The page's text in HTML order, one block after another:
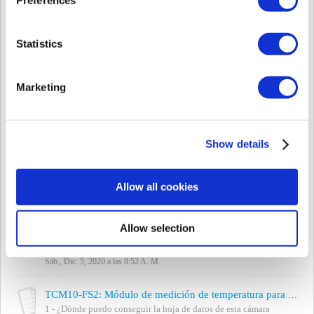
Statistics
Marketing
Show details
Allow all cookies
Allow selection
[ENCR-10] Lista de dispositivos admitidos por el gabinete Suprema ENCR-10
ENCR-10 es un gabinete para el controlador Suprema CoreStation
Lun., Ene. 25, 2021 a las 1:12 A. M.
[BioStar 1] Firmware de Dispositivos 2da Generación compatible con BioStar 1.93
BioStar 1.93 debido a los cambios realizados en el firmware. El
[BioStar 2] Como usar a câmera térmica suprema - FaceStation 2 com detecção de temperatura
Câmera térmica suprema que pode ser usada em combinação com
o FaceStation 2 para detectar usuários com temperatura elevada da
pele. Espera-se que melhore ...
Sáb., Dic. 5, 2020 a las 8:52 A. M.
1 - ¿Dónde puedo conseguir la hoja de datos de esta cámara